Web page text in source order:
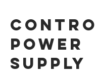
POWER
SUPPLY